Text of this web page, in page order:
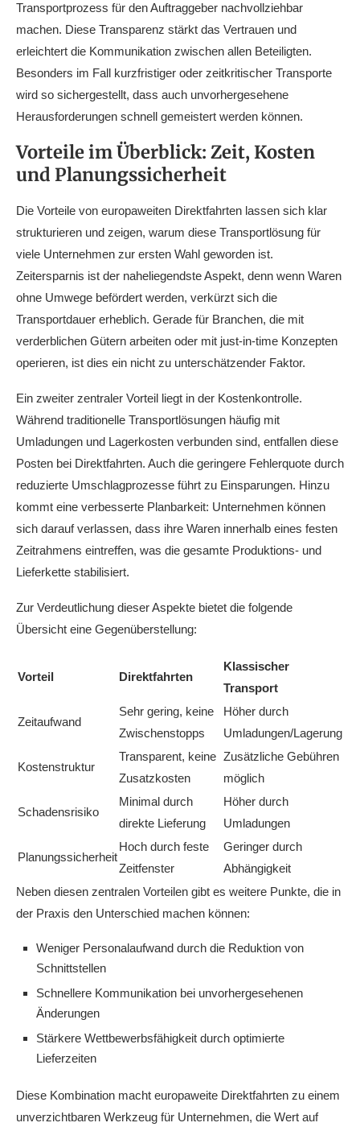
Transportprozess für den Auftraggeber nachvollziehbar
machen. Diese Transparenz stärkt das Vertrauen und
erleichtert die Kommunikation zwischen allen Beteiligten.
Besonders im Fall kurzfristiger oder zeitkritischer Transporte
wird so sichergestellt, dass auch unvorhergesehene
Herausforderungen schnell gemeistert werden können.
Vorteile im Überblick: Zeit, Kosten
und Planungssicherheit
Die Vorteile von europaweiten Direktfahrten lassen sich klar
strukturieren und zeigen, warum diese Transportlösung für
viele Unternehmen zur ersten Wahl geworden ist.
Zeitersparnis ist der naheliegendste Aspekt, denn wenn Waren
ohne Umwege befördert werden, verkürzt sich die
Transportdauer erheblich. Gerade für Branchen, die mit
verderblichen Gütern arbeiten oder mit just-in-time Konzepten
operieren, ist dies ein nicht zu unterschätzender Faktor.
Ein zweiter zentraler Vorteil liegt in der Kostenkontrolle.
Während traditionelle Transportlösungen häufig mit
Umladungen und Lagerkosten verbunden sind, entfallen diese
Posten bei Direktfahrten. Auch die geringere Fehlerquote durch
reduzierte Umschlagprozesse führt zu Einsparungen. Hinzu
kommt eine verbesserte Planbarkeit: Unternehmen können
sich darauf verlassen, dass ihre Waren innerhalb eines festen
Zeitrahmens eintreffen, was die gesamte Produktions- und
Lieferkette stabilisiert.
Zur Verdeutlichung dieser Aspekte bietet die folgende
Übersicht eine Gegenüberstellung:
Vorteil Direktfahrten
Klassischer
Transport
Zeitaufwand
Sehr gering, keine
Zwischenstopps
Höher durch
Umladungen/Lagerung
Kostenstruktur
Transparent, keine
Zusatzkosten
Zusätzliche Gebühren
möglich
Schadensrisiko
Minimal durch
direkte Lieferung
Höher durch
Umladungen
Planungssicherheit
Hoch durch feste
Zeitfenster
Geringer durch
Abhängigkeit
Neben diesen zentralen Vorteilen gibt es weitere Punkte, die in
der Praxis den Unterschied machen können:
Weniger Personalaufwand durch die Reduktion von
Schnittstellen
Schnellere Kommunikation bei unvorhergesehenen
Änderungen
Stärkere Wettbewerbsfähigkeit durch optimierte
Lieferzeiten
Diese Kombination macht europaweite Direktfahrten zu einem
unverzichtbaren Werkzeug für Unternehmen, die Wert auf